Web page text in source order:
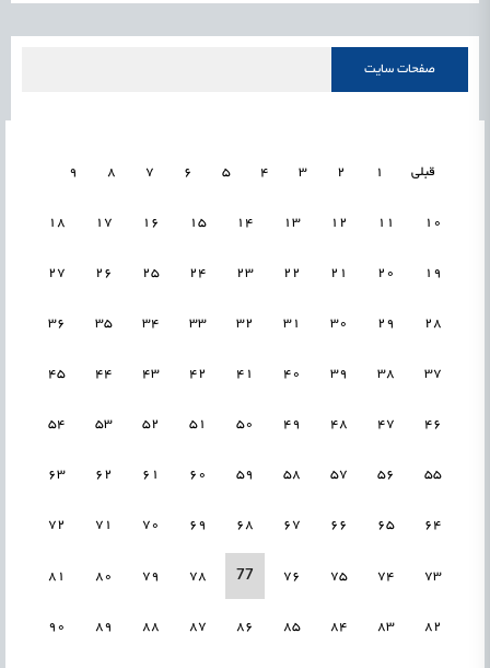
صفحات سایت
قبلی 1
2
3
4
5
6
7
8
9
10
11
12
13
14
15
16
17
18
19
20
21
22
23
24
25
26
27
28
29
30
31
32
33
34
35
36
37
38
39
40
41
42
43
44
45
46
47
48
49
50
51
52
53
54
55
56
57
58
59
60
61
62
63
64
65
66
67
68
69
70
71
72
73
74
75
76
77
78
79
80
81
82
83
84
85
86
87
88
89
90